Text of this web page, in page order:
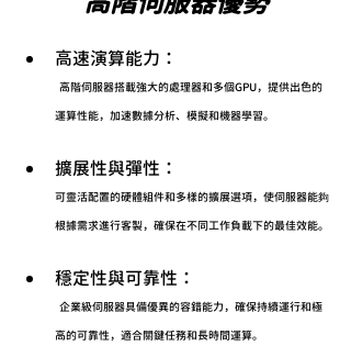
高速演算能力：
高階伺服器搭載強大的處理器和多個GPU，提供出色的
運算性能，加速數據分析、模擬和機器學習。
擴展性與彈性：
可靈活配置的硬體組件和多樣的擴展選項，使伺服器能夠
根據需求進行客製，確保在不同工作負載下的最佳效能。
穩定性與可靠性：
企業級伺服器具備優異的容錯能力，確保持續運行和極
高的可靠性，適合關鍵任務和長時間運算。